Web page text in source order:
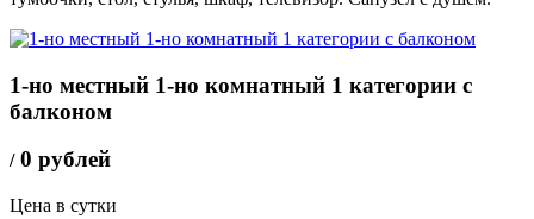
1-но местный 1-но комнатный 1 категории с
балконом
/0 рублей
Цена в сутки